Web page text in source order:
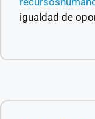
igualdad de